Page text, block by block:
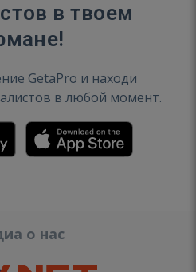
в твоем
GetaPro и находи
в любой момент.
о нас